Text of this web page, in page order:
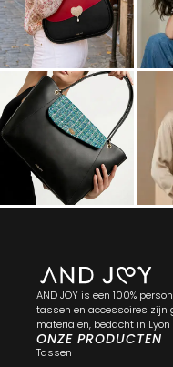
AND JOY is een 100%
tassen en accessoires zijn
materialen, bedacht in
ONZE PRODUCTEN
Tassen